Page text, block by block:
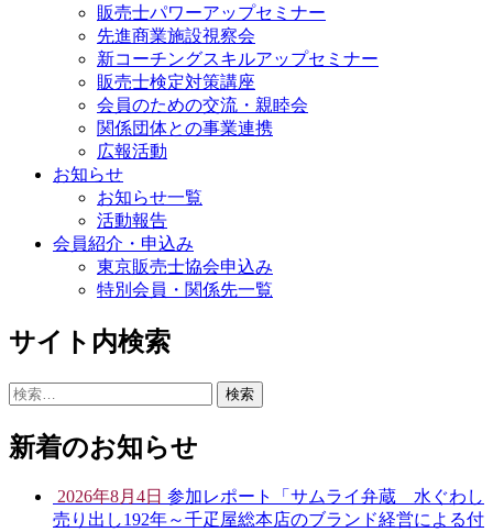
販売士パワーアップセミナー
先進商業施設視察会
新コーチングスキルアップセミナー
販売士検定対策講座
会員のための交流・親睦会
関係団体との事業連携
広報活動
お知らせ
お知らせ一覧
活動報告
会員紹介・申込み
東京販売士協会申込み
特別会員・関係先一覧
サイト内検索
検
新着のお知らせ
2026年8月4日 参加レポート「サムライ弁蔵 水ぐわし
売り出し192年～千疋屋総本店のブランド経営による付